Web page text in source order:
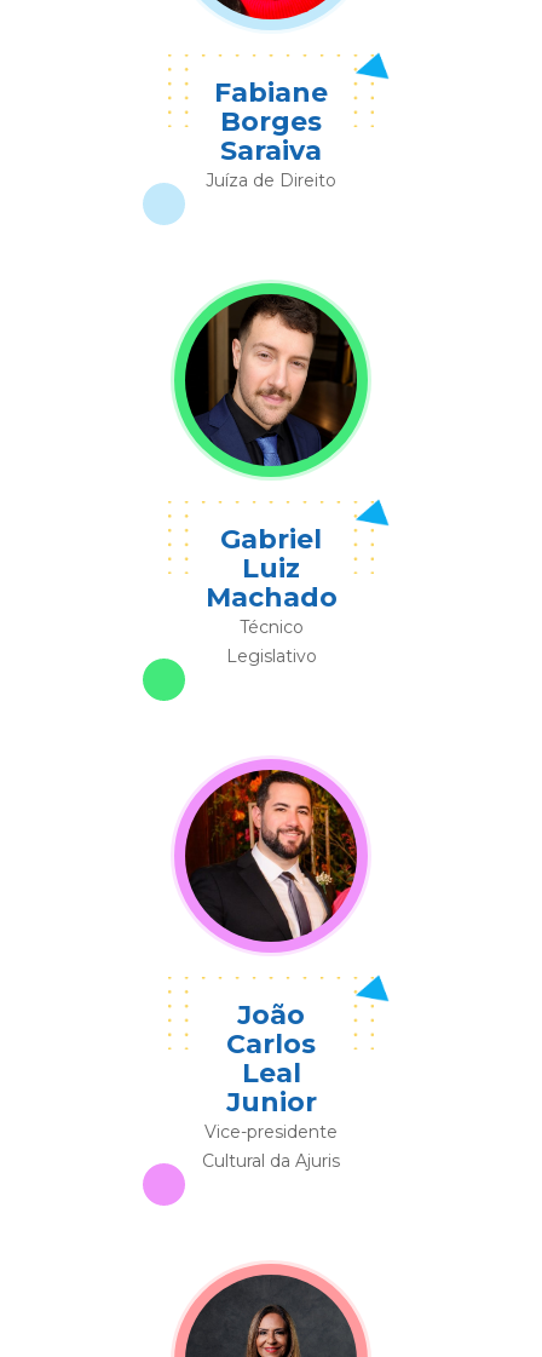
Fabiane
Borges
Saraiva
Juíza de Direito
Gabriel
Luiz
Machado
Técnico
Legislativo
João
Carlos
Leal
Junior
Vice-presidente
Cultural da Ajuris